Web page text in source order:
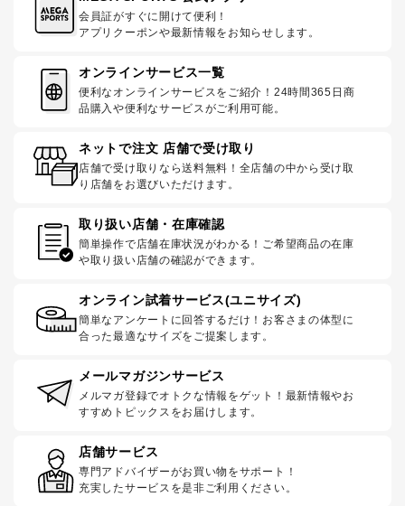
会員証がすぐに開けて便利！
アプリクーポンや最新情報をお知らせします。
オンラインサービス一覧
便利なオンラインサービスをご紹介！24時間365日商
品購入や便利なサービスがご利用可能。
ネットで注文 店舗で受け取り
店舗で受け取りなら送料無料！全店舗の中から受け取
り店舗をお選びいただけます。
取り扱い店舗・在庫確認
簡単操作で店舗在庫状況がわかる！ご希望商品の在庫
や取り扱い店舗の確認ができます。
オンライン試着サービス(ユニサイズ)
簡単なアンケートに回答するだけ！お客さまの体型に
合った最適なサイズをご提案します。
メールマガジンサービス
メルマガ登録でオトクな情報をゲット！最新情報やお
すすめトピックスをお届けします。
店舗サービス
専門アドバイザーがお買い物をサポート！
充実したサービスを是非ご利用ください。